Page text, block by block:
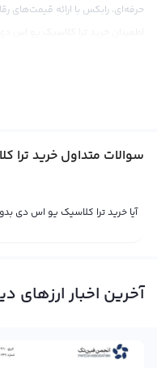
حرفه‌ای، رابکس با ارائه قیمت‌های
خرید ترا کلاسیک یو اس دی
ارزهای دیجیتال، تحلیل صحیح و
داشت که ترا کلاسیک یو اس دی نیز
مطالعه اخبار و حواشی
سوالات متداول خرید ترا
آیا خرید ترا کلاسیک یو اس دی
آخرین اخبار ارزهای